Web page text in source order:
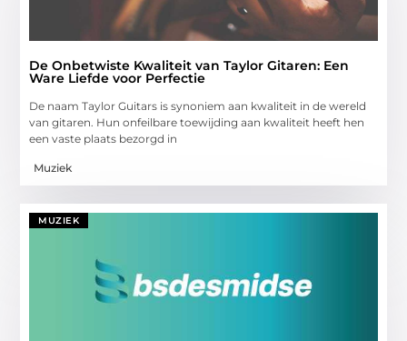
De Onbetwiste Kwaliteit van Taylor Gitaren: Een
Ware Liefde voor Perfectie
De naam Taylor Guitars is synoniem aan kwaliteit in de wereld
van gitaren. Hun onfeilbare toewijding aan kwaliteit heeft hen
een vaste plaats bezorgd in
Muziek
MUZIEK